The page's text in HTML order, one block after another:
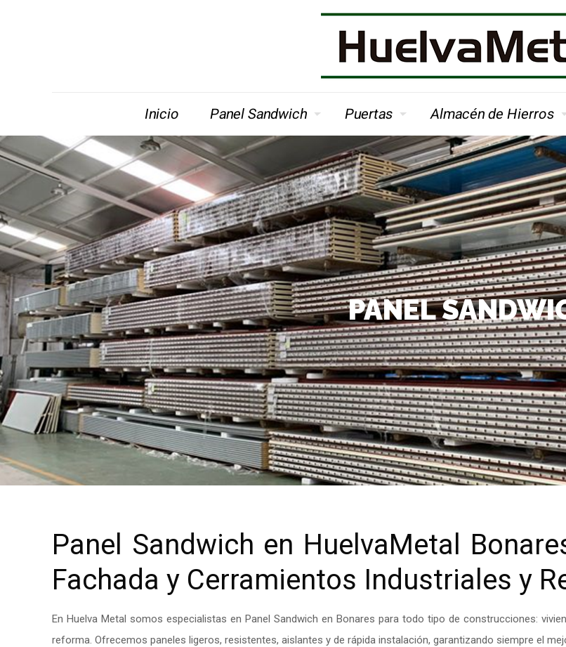
Inicio Panel Sandwich Puertas Almacén de Hierros
PANEL
Panel Sandwich en HuelvaMetal
Fachada y Cerramientos Industriales y
En Huelva Metal somos especialistas en Panel Sandwich en Bonares para todo tipo de construcciones:
reforma. Ofrecemos paneles ligeros, resistentes, aislantes y de rápida instalación, garantizando siempre el